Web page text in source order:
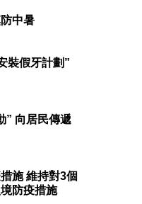
中暑
裝假牙計劃”
” 向居民傳遞
施 維持對3個
防疫措施